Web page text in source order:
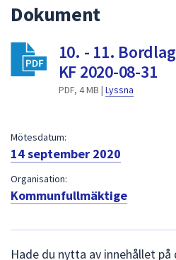
Dokument
10. - 11.
KF 2020-08-31
PDF, 4 MB | Lyssna
Mötesdatum:
14 september 2020
Organisation:
Kommunfullmäktige
Hade du nytta av innehållet på